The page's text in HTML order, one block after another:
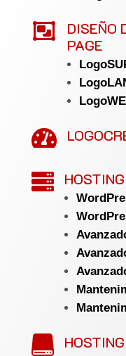

DISEÑO
PAGE

 HOSTING
